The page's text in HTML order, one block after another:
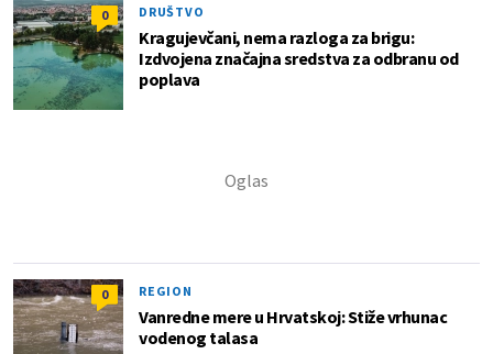
0 DRUŠTVO
Kragujevčani, nema razloga za brigu:
Izdvojena značajna sredstva za odbranu od
poplava
0 REGION
Vanredne mere u Hrvatskoj: Stiže vrhunac
vodenog talasa